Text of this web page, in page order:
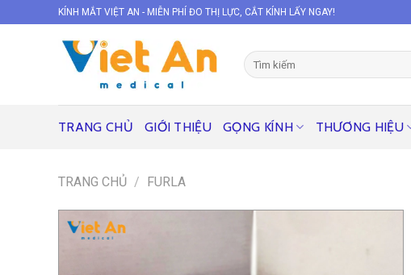
to
KÍNH MẮT VIỆT AN - MIỄN PHÍ ĐO THỊ LỰC, CẮT KÍNH LẤY NGAY!
Tìm
kiếm:
TRANG CHỦ GIỚI THIỆU GỌNG KÍNH THƯƠNG HIỆU
TRANG CHỦ / FURLA